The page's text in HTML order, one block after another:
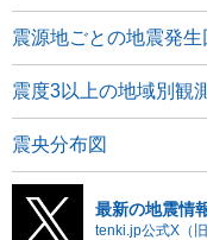
震源地ごとの地震発生
震度3以上の地域別観
震央分布図
最新の地震情
tenki.jp公式X（